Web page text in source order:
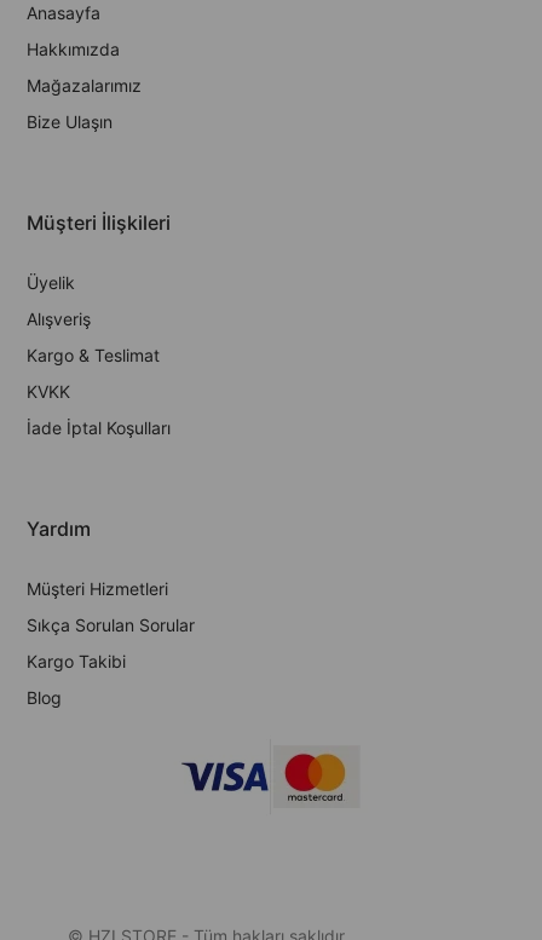
Anasayfa
Hakkımızda
Mağazalarımız
Bize Ulaşın
Müşteri İlişkileri
Üyelik
Alışveriş
Kargo & Teslimat
KVKK
İade İptal Koşulları
Yardım
Müşteri Hizmetleri
Sıkça Sorulan Sorular
Kargo Takibi
Blog
© HZLSTORE - Tüm hakları saklıdır.